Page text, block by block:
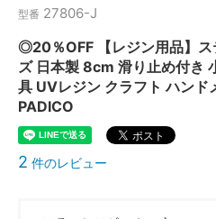
型番 27806-J
◎20％OFF 【レジン用品】ス
ズ 日本製 8cm 滑り止め付き
具 UVレジン クラフト ハン
PADICO
2 件のレビュー